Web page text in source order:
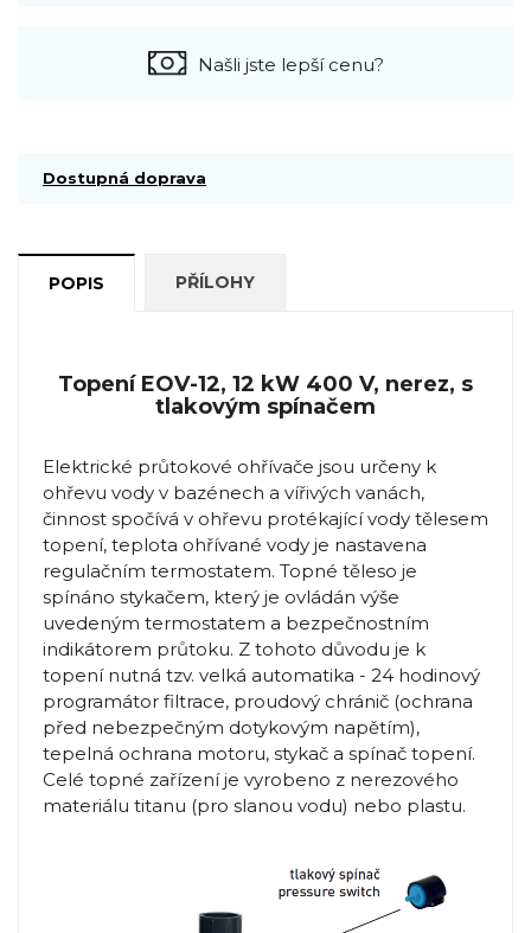
Našli jste lepší cenu?
Dostupná doprava
POPIS PŘÍLOHY
Topení EOV-12, 12 kW 400 V, nerez, s
tlakovým spínačem
Elektrické průtokové ohřívače jsou určeny k
ohřevu vody v bazénech a vířivých vanách,
činnost spočívá v ohřevu protékající vody tělesem
topení, teplota ohřívané vody je nastavena
regulačním termostatem. Topné těleso je
spínáno stykačem, který je ovládán výše
uvedeným termostatem a bezpečnostním
indikátorem průtoku. Z tohoto důvodu je k
topení nutná tzv. velká automatika - 24 hodinový
programátor filtrace, proudový chránič (ochrana
před nebezpečným dotykovým napětím),
tepelná ochrana motoru, stykač a spínač topení.
Celé topné zařízení je vyrobeno z nerezového
materiálu titanu (pro slanou vodu) nebo plastu.